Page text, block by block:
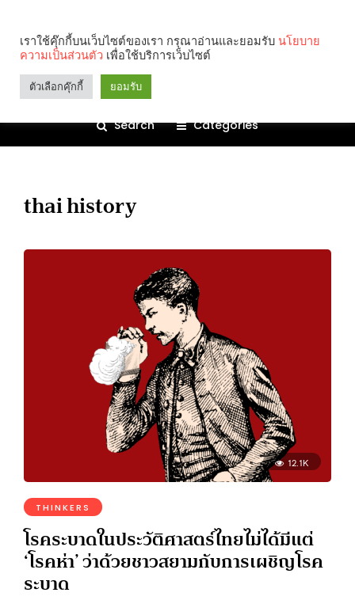
Search Categories
thai history
12.1K
THINKERS
โรคระบาดในประวัติศาสตร์ไทยไม่ได้มีแต่
‘โรคห่า’ ว่าด้วยชาวสยามกับการเผชิญโรค
ระบาด
เราใช้คุ๊กกี้บนเว็บไซต์ของเรา กรุณาอ่านและยอมรับ นโยบาย
ความเป็นส่วนตัว เพื่อใช้บริการเว็บไซต์
ตัวเลือกคุ๊กกี้ ยอมรับ